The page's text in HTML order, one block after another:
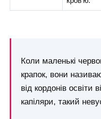
Коли маленькі
крапок, вони
від кордонів освіти
капіляри, такий